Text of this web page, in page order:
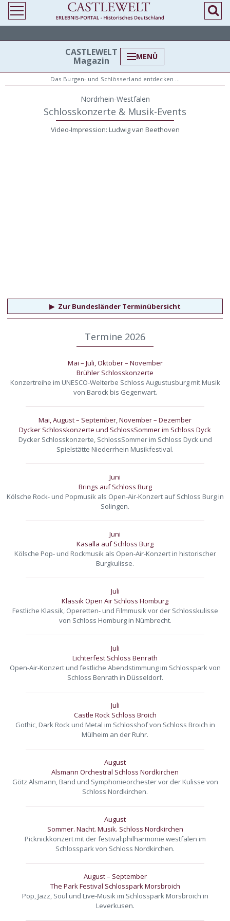
Das Burgen- und Schlösserland entdecken …
Nordrhein-Westfalen
Schlosskonzerte & Musik-Events
Video-Impression: Ludwig van Beethoven
▶ Zur Bundesländer Terminübersicht
Termine 2026
Mai – Juli, Oktober – November
Brühler Schlosskonzerte
Konzertreihe im UNESCO-Welterbe Schloss Augustusburg mit Musik
von Barock bis Gegenwart.
Mai, August – September, November – Dezember
Dycker Schlosskonzerte und SchlossSommer im Schloss Dyck
Dycker Schlosskonzerte, SchlossSommer im Schloss Dyck und
Spielstätte Niederrhein Musikfestival.
Juni
Brings auf Schloss Burg
Kölsche Rock- und Popmusik als Open-Air-Konzert auf Schloss Burg in
Solingen.
Juni
Kasalla auf Schloss Burg
Kölsche Pop- und Rockmusik als Open-Air-Konzert in historischer
Burgkulisse.
Juli
Klassik Open Air Schloss Homburg
Festliche Klassik, Operetten- und Filmmusik vor der Schlosskulisse
von Schloss Homburg in Nümbrecht.
Juli
Lichterfest Schloss Benrath
Open-Air-Konzert und festliche Abendstimmung im Schlosspark von
Schloss Benrath in Düsseldorf.
Juli
Castle Rock Schloss Broich
Gothic, Dark Rock und Metal im Schlosshof von Schloss Broich in
Mülheim an der Ruhr.
August
Alsmann Orchestral Schloss Nordkirchen
Götz Alsmann, Band und Symphonieorchester vor der Kulisse von
Schloss Nordkirchen.
August
Sommer. Nacht. Musik. Schloss Nordkirchen
Picknickkonzert mit der festival:philharmonie westfalen im
Schlosspark von Schloss Nordkirchen.
August – September
The Park Festival Schlosspark Morsbroich
Pop, Jazz, Soul und Live-Musik im Schlosspark Morsbroich in
Leverkusen.
CASTLEWELT
Magazin MENÜ